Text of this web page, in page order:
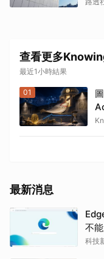
查看更多
最近1小時結果
01
最新消息
不
科技